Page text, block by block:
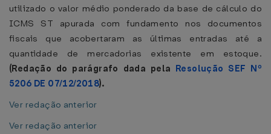
utilizado o valor médio ponderado da base de cálculo do
ICMS ST apurada com fundamento nos documentos
fiscais que acobertaram as últimas entradas até a
quantidade de mercadorias existente em estoque.
(Redação do parágrafo dada pela Resolução SEF Nº
5206 DE 07/12/2018).
Ver redação anterior
Ver redação anterior